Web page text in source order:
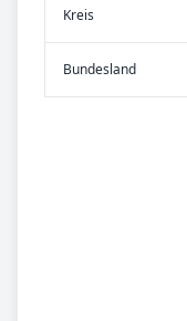
Kreis
Bundes­land